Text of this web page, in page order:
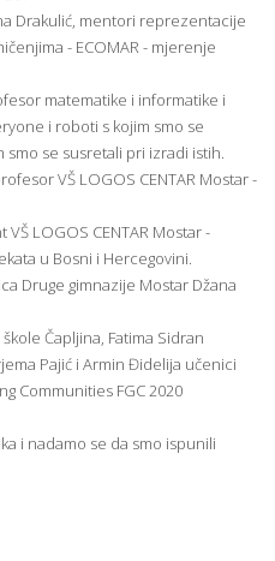
Drakulić, mentori reprezentacije
- ECOMAR - mjerenje
matematike i informatike i
i roboti s kojim smo se
se susretali pri izradi istih.
VŠ LOGOS CENTAR Mostar -
LOGOS CENTAR Mostar -
u Bosni i Hercegovini.
Druge gimnazije Mostar Džana
Čapljina, Fatima Sidran
Pajić i Armin Đidelija učenici
Communities FGC 2020
i nadamo se da smo ispunili